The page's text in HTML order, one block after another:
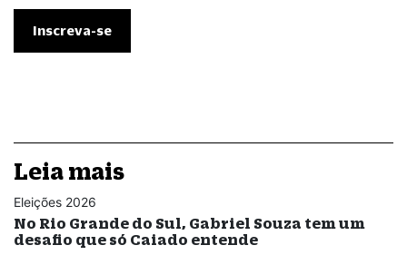
Leia mais
Eleições 2026
No Rio Grande do Sul, Gabriel Souza tem um
desafio que só Caiado entende